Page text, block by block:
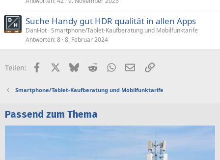
Suche Handy gut HDR qualität in allen Apps
DanHot Smartphone/Tablet-Kaufberatung und Mobilfunktarife
Antworten 8 8. Februar 2024
Teilen: FacebookX (Twitter)
BlueskyRedditWhatsApp
E-MailLink
Smartphone/Tablet-Kaufberatung und Mobilfunktarife
Passend zum Thema